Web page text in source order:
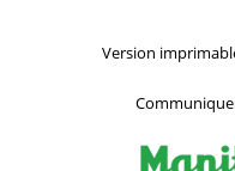
Version